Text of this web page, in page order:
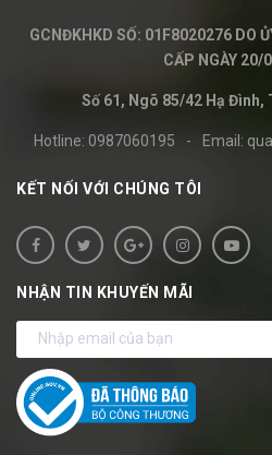
GCNĐKHKD SỐ: 01F8020276 DO
CẤP NGÀY 20/
Số 61, Ngõ 85/42 Hạ Đình,
Hotline: 0987060195 - Email:
KẾT NỐI VỚI CHÚNG TÔI
NHẬN TIN KHUYẾN MÃI